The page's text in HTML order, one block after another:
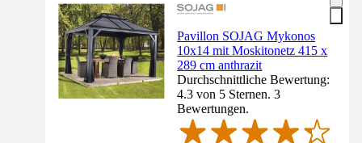
Pavillon SOJAG Mykonos
10x14 mit Moskitonetz 415 x
289 cm anthrazit
Durchschnittliche Bewertung:
4.3 von 5 Sternen. 3
Bewertungen.